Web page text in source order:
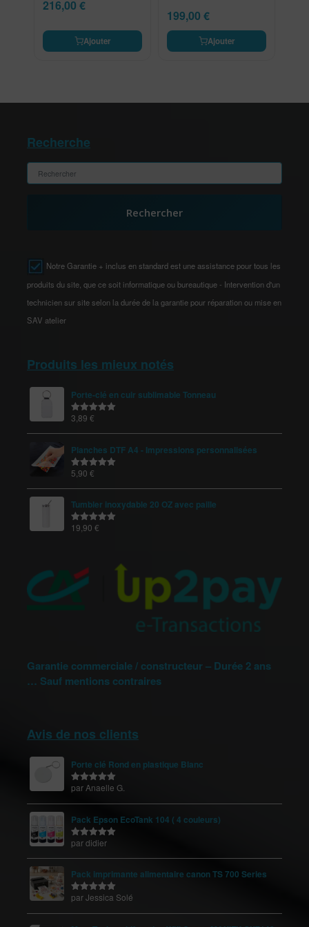
216,00 €
Ajouter
199,00 €
Ajouter
Recherche
Rechercher
Notre Garantie + inclus en standard est une assistance pour tous les
produits du site, que ce soit informatique ou bureautique - Intervention d'un
technicien sur site selon la durée de la garantie pour réparation ou mise en
SAV atelier
Produits les mieux notés
Porte-clé en cuir sublimable Tonneau
Note5.00
3,89 €
Planches DTF A4 - Impressions personnalisées
Note5.00
5,90 €
Tumbler inoxydable 20 OZ avec paille
Note5.00
19,90 €
Garantie commerciale / constructeur – Durée 2 ans
… Sauf mentions contraires
Avis de nos clients
Porte clé Rond en plastique Blanc
Note5sur
par Anaelle G.
Pack Epson EcoTank 104 ( 4 couleurs)
Note 5sur
par didier
Pack imprimante alimentaire canon TS 700 Series
Note5sur
par Jessica Solé